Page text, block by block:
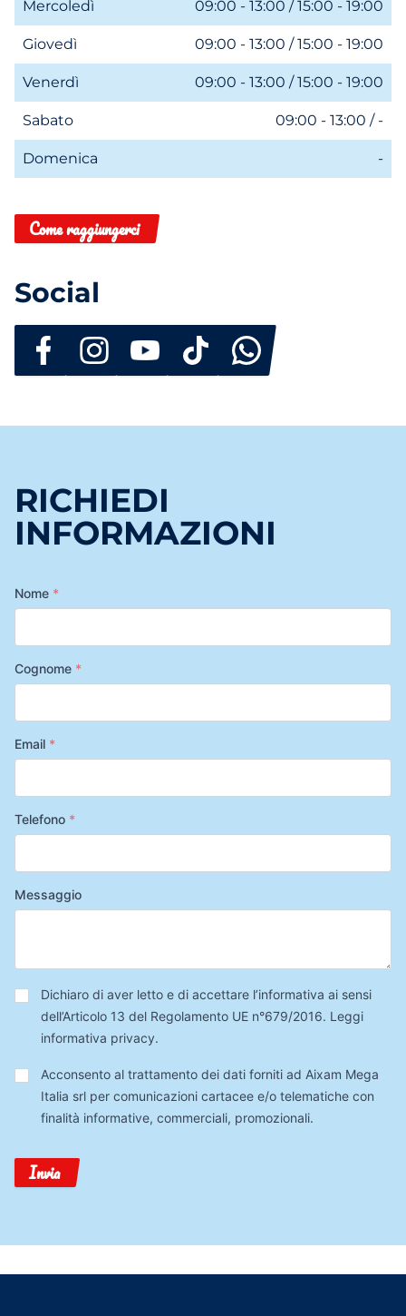
Mercoledì 09:00 - 13:00 / 15:00 - 19:00
Giovedì 09:00 - 13:00 / 15:00 - 19:00
Venerdì 09:00 - 13:00 / 15:00 - 19:00
Sabato 09:00 - 13:00 / -
Domenica -
Come raggiungerci
Social
RICHIEDI
INFORMAZIONI
Nome *
Cognome *
Email *
Telefono *
Messaggio
Privacy*
Dichiaro di aver letto e di accettare l’informativa ai sensi
dell’Articolo 13 del Regolamento UE n°679/2016. Leggi
informativa privacy.
Trattamento
Dati
Acconsento al trattamento dei dati forniti ad Aixam Mega
Italia srl per comunicazioni cartacee e/o telematiche con
finalità informative, commerciali, promozionali.
Invia